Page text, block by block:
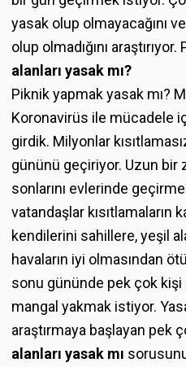
yasak olup olmayacağını
olup olmadığını araştırıyor.
alanları yasak mı?
Piknik yapmak yasak mı?
Koronavirüs ile mücadele
girdik. Milyonlar
gününü geçiriyor. Uzun bir
sonlarını evlerinde
vatandaşlar kısıtlamaların
kendilerini sahillere, yeşil
havaların iyi olmasından
sonu gününde pek çok kişi
mangal yakmak istiyor.
araştırmaya başlayan pek
alanları yasak mı